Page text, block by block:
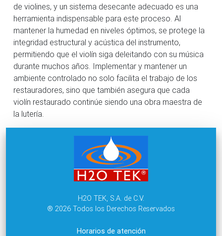
de violines, y un sistema desecante adecuado es una
herramienta indispensable para este proceso. Al
mantener la humedad en niveles óptimos, se protege la
integridad estructural y acústica del instrumento,
permitiendo que el violín siga deleitando con su música
durante muchos años. Implementar y mantener un
ambiente controlado no solo facilita el trabajo de los
restauradores, sino que también asegura que cada
violín restaurado continúe siendo una obra maestra de
la lutería.
H2O TEK, S.A. de C.V.
® 2026 Todos los Derechos Reservados
Horarios de atención